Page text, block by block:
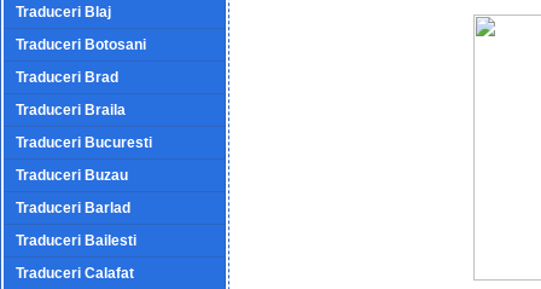
Traduceri Blaj
Traduceri Botosani
Traduceri Brad
Traduceri Braila
Traduceri Bucuresti
Traduceri Buzau
Traduceri Barlad
Traduceri Bailesti
Traduceri Calafat